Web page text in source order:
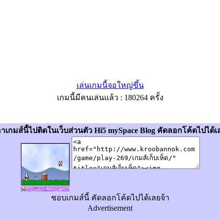
เล่นเกมนี้จอใหญ่ขึ้น
เกมนี้มีคนเล่นแล้ว : 180264 ครั้ง
าเกมส์นี้ไปติดในเว็บส่วนตัว Hi5 mySpace Blog คัดลอกโค้ดไปได้เ
ชอบเกมส์นี้ คัดลอกโค้ดไปได้เลยจ้า
Advertisement